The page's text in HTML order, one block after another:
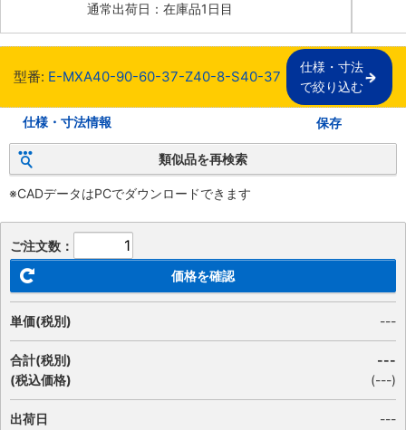
通常出荷日：在庫品1日目
型番: E-MXA40-90-60-37-Z40-8-S40-37
仕様・寸法
で絞り込む
仕様・寸法情報 保存
類似品を再検索
※CADデータはPCでダウンロードできます
ご注文数：
価格を確認
単価(税別) ---
合計(税別)
(税込価格)
---
(---)
出荷日
---